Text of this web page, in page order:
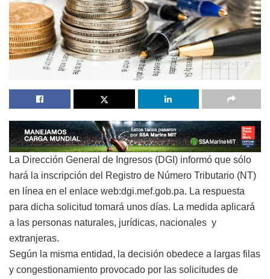
La Dirección General de Ingresos (DGI) informó que sólo
hará la inscripción del Registro de Número Tributario (NT)
en línea en el enlace web:dgi.mef.gob.pa. La respuesta
para dicha solicitud tomará unos días. La medida aplicará
a las personas naturales, jurídicas, nacionales y
extranjeras.
Según la misma entidad, la decisión obedece a largas filas
y congestionamiento provocado por las solicitudes de